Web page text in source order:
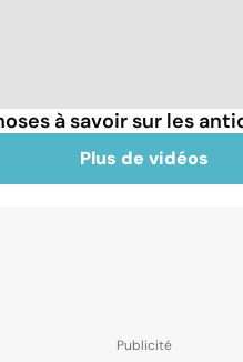
à savoir sur les
Plus de vidéos